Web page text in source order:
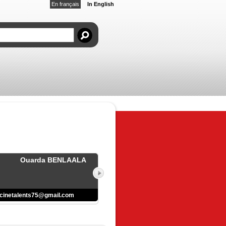
En français In English
Ouarda BENLAALA
cinetalents75@gmail.com